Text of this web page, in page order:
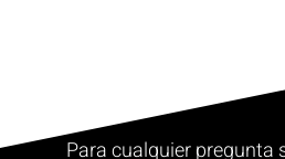
Para cualquier pregunta